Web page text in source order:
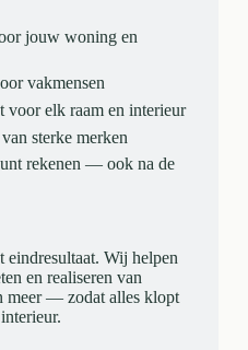
jouw woning en
vakmensen
voor elk raam en interieur
sterke merken
rekenen — ook na de
eindresultaat. Wij helpen
en realiseren van
meer — zodat alles klopt